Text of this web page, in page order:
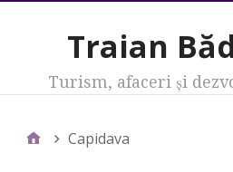
Traian
Turism, afaceri şi
Capidava